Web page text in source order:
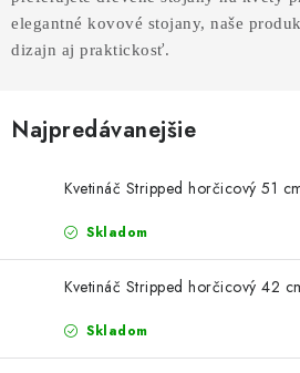
SAMOSTATNE STOJACE LAMELOVÉ
ZÁVESNÉ HOJDACIE KRESLÁ
ZÁHRADNÝ NÁBYTOK
STOLIČKY
elegantné kovové stojany, naše
dizajn aj praktickosť.
Najpredávanejšie
Kvetináč Stripped horčicový 51
Skladom
Kvetináč Stripped horčicový 42
Skladom